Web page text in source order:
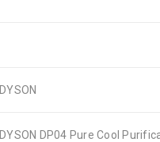
DYSON
DYSON DP04 Pure Cool